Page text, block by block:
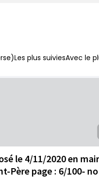
Les plus suiviesAvec le
le 4/11/2020 en
Père page : 6/100- no